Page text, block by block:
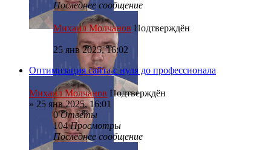
Последнее сообщение
Михаил Молчанов Подтверждён
25 янв 2025, 16:02
Оптимизация сайта с нуля до профессионала
Михаил Молчанов Подтверждён
» 25 янв 2025, 16:01
0Ответы
104Просмотры
Последнее сообщение